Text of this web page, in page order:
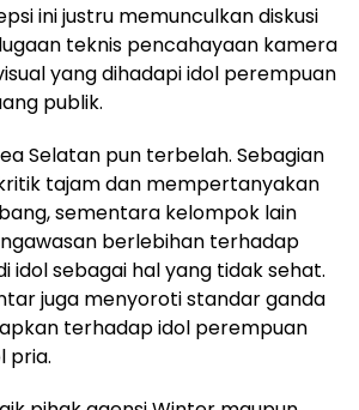
ini justru memunculkan diskusi
teknis pencahayaan kamera
yang dihadapi idol perempuan
publik.
Selatan pun terbelah. Sebagian
tajam dan mempertanyakan
sementara kelompok lain
berlebihan terhadap
idol sebagai hal yang tidak sehat.
juga menyoroti standar ganda
terhadap idol perempuan
pria.